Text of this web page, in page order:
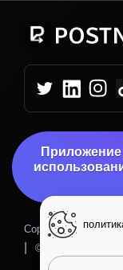
Copyright © 2026
© PostNext.io